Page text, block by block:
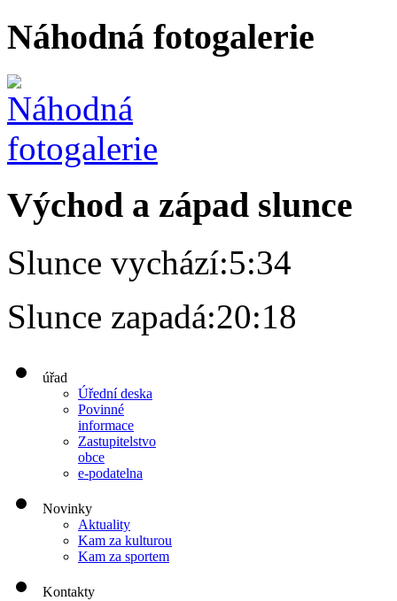
Náhodná fotogalerie
Východ a západ slunce
Slunce vychází:5:34
Slunce zapadá:20:18
úřad
Úřední deska
Povinné
informace
Zastupitelstvo
obce
e-podatelna
Novinky
Aktuality
Kam za kulturou
Kam za sportem
Kontakty